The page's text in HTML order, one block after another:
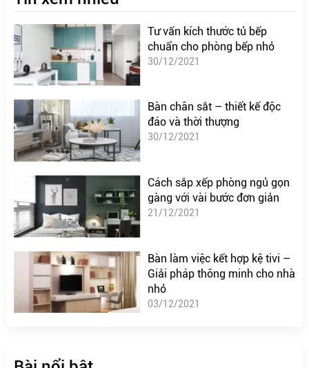
Tư vấn kích thước tủ bếp
chuẩn cho phòng bếp nhỏ
30/12/2021
Bàn chân sắt – thiết kế độc
đáo và thời thượng
30/12/2021
Cách sắp xếp phòng ngủ gọn
gàng với vài bước đơn giản
21/12/2021
Bàn làm việc kết hợp kệ tivi –
Giải pháp thông minh cho nhà
nhỏ
03/12/2021